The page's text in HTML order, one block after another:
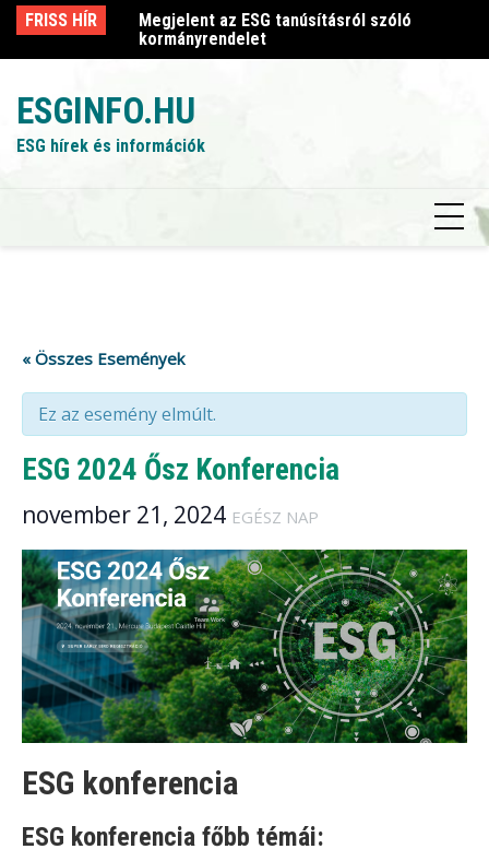
Skip
content
FRISS HÍR
szóló
Megjelent az ESG tanúsításról szóló
kormányrendelet
ESGINFO.HU
ESG hírek és információk
« Összes Események
Ez az esemény elmúlt.
ESG 2024 Ősz Konferencia
november 21, 2024 EGÉSZ NAP
ESG konferencia
ESG konferencia főbb témái: